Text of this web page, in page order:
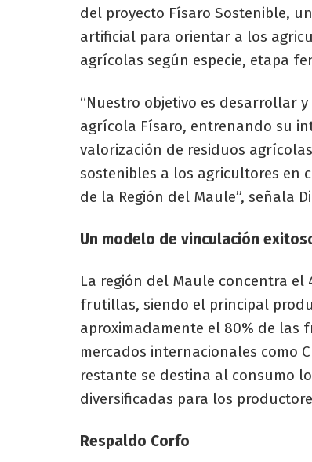
del proyecto Físaro Sostenible,
artificial para orientar a los
agrícolas según especie, etapa
“Nuestro objetivo es desarrollar
agrícola Físaro, entrenando su
valorización de residuos
sostenibles a los agricultores en
de la Región del Maule”, señala
Un modelo de vinculación
La región del Maule concentra
frutillas, siendo el principal
aproximadamente el 80% de las
mercados internacionales como
restante se destina al consumo
diversificadas para los
Respaldo Corfo